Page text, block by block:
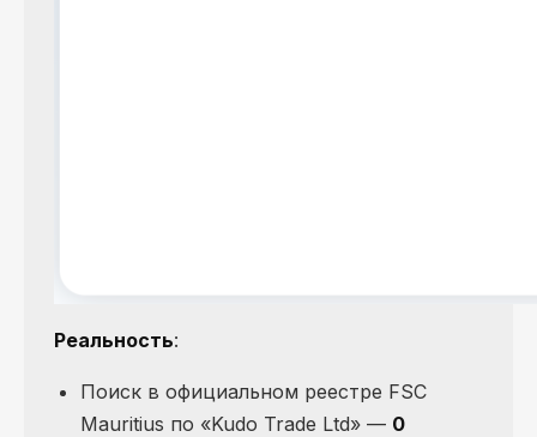
Реальность:
Поиск в официальном реестре FSC
Mauritius по «Kudo Trade Ltd» — 0